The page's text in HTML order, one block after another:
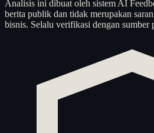
Analisis ini dibuat oleh sistem AI
berita publik dan tidak merupakan
bisnis. Selalu verifikasi dengan sumber